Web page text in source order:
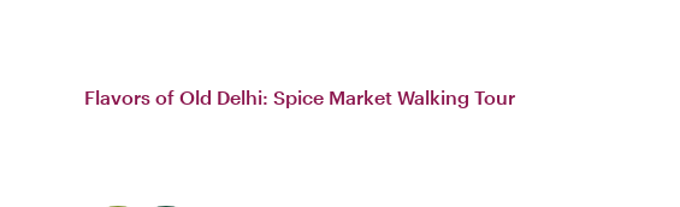
Flavors of Old Delhi: Spice Market Walking Tour